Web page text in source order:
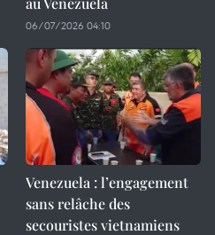
06/07/2026 04:10
Venezuela : l’engagement
sans relâche des
secouristes vietnamiens